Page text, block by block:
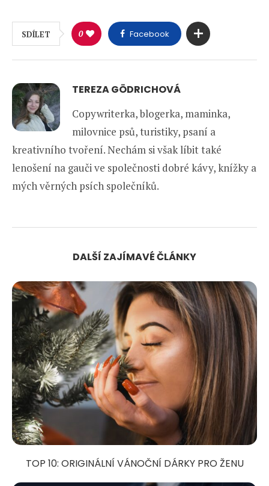
SDÍLET 0 Facebook
TEREZA GÖDRICHOVÁ
Copywriterka, blogerka, maminka,
milovnice psů, turistiky, psaní a
kreativního tvoření. Nechám si však líbit také
lenošení na gauči ve společnosti dobré kávy, knížky a
mých věrných psích společníků.
DALŠÍ ZAJÍMAVÉ ČLÁNKY
TOP 10: ORIGINÁLNÍ VÁNOČNÍ DÁRKY PRO ŽENU